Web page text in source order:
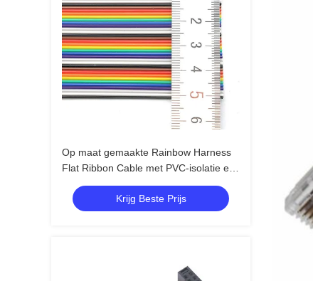
Op maat gemaakte Rainbow Harness
Flat Ribbon Cable met PVC-isolatie en
1.27mm Pitch IDC-connectoren
Krijg Beste Prijs